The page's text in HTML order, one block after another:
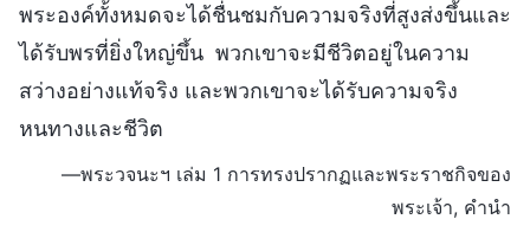
พระองค์ทั้งหมดจะได้ชื่นชมกับความจริงที่สูงส่งขึ้นและ
ได้รับพรที่ยิ่งใหญ่ขึ้น พวกเขาจะมีชีวิตอยู่ในความ
สว่างอย่างแท้จริง และพวกเขาจะได้รับความจริง
หนทางและชีวิต
—พระวจนะฯ เล่ม 1 การทรงปรากฏและพระราชกิจของ
พระเจ้า, คำนำ